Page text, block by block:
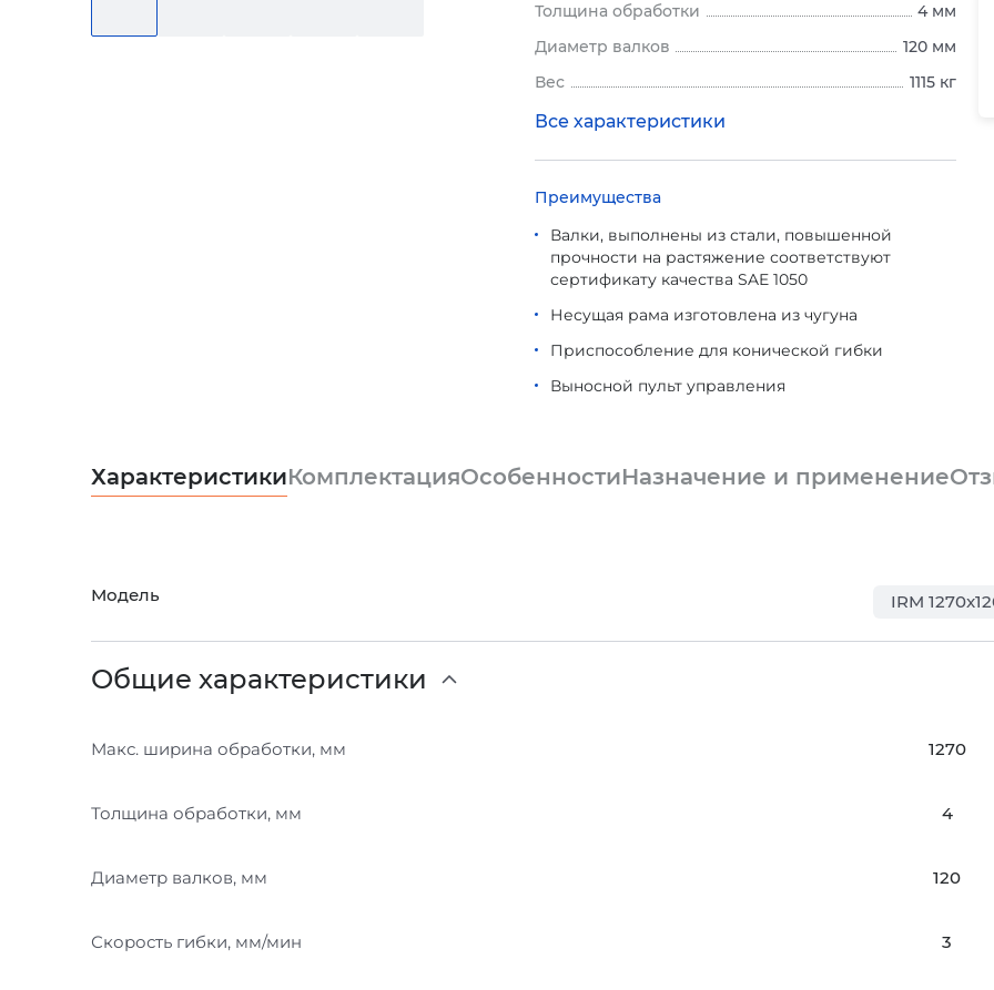
Толщина обработки
4 мм
Диаметр валков
120 мм
Вес
1115 кг
Все характеристики
Преимущества
Валки, выполнены из стали, повышенной
прочности на растяжение соответствуют
сертификату качества SAE 1050
Несущая рама изготовлена из чугуна
Приспособление для конической гибки
Выносной пульт управления
ХарактеристикиКомплектацияОсобенностиНазначение и применение
Модель IRM
Общие характеристики
Макс. ширина обработки, мм 1270
Толщина обработки, мм 4
Диаметр валков, мм 120
Скорость гибки, мм/мин 3